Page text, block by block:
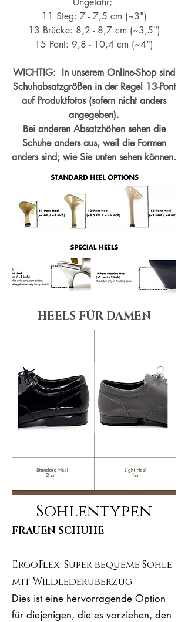
11 Steg: 7 - 7,5 cm (~3")
13 Brücke: 8,2 - 8,7 cm (~3,5")
15 Pont: 9,8 - 10,4 cm (~4")
WICHTIG: In unserem Online-Shop sind
Schuhabsatzgrößen in der Regel 13-Pont
auf Produktfotos (sofern nicht anders
angegeben).
Bei anderen Absatzhöhen sehen die
Schuhe anders aus, weil die Formen
anders sind; wie Sie unten sehen können.
HEELS FÜR DAMEN
Sohlentypen
FRAUEN SCHUHE
ErgoFlex: Super bequeme Sohle
mit Wildlederüberzug
Dies ist eine hervorragende Option
für diejenigen, die es vorziehen, den